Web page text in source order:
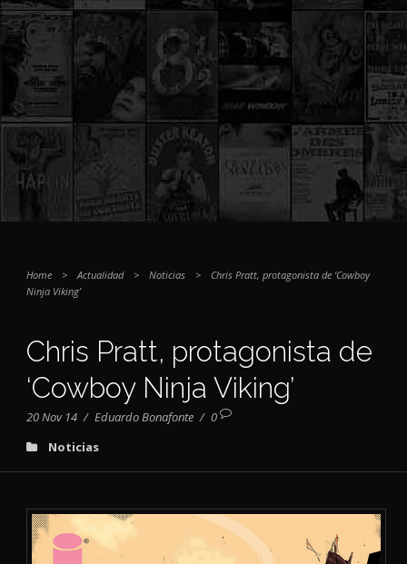
Home > Actualidad > Noticias >
Chris Pratt, protagonista de ‘Cowboy
Ninja Viking’
Chris Pratt, protagonista de
‘Cowboy Ninja Viking’
20 Nov 14 / Eduardo Bonafonte / 0
Noticias